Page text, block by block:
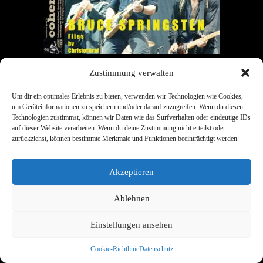
Zustimmung verwalten
Um dir ein optimales Erlebnis zu bieten, verwenden wir Technologien wie Cookies,
um Geräteinformationen zu speichern und/oder darauf zuzugreifen. Wenn du diesen
Technologien zustimmst, können wir Daten wie das Surfverhalten oder eindeutige IDs
auf dieser Website verarbeiten. Wenn du deine Zustimmung nicht erteilst oder
zurückziehst, können bestimmte Merkmale und Funktionen beeinträchtigt werden.
Akzeptieren
Ablehnen
Einstellungen ansehen
Cookie-RichtlinieDatenschutz
Links Kontakt Datenschutz
Impress
Cookies